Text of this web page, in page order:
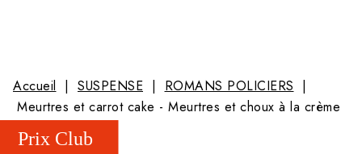
Accueil SUSPENSE
ROMANS POLICIERS
Meurtres et carrot cake - Meurtres et choux à la crème